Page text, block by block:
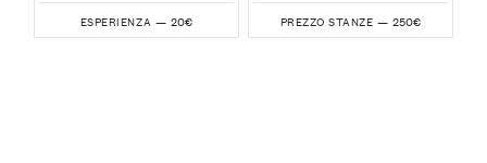
ESPERIENZA — 20€ PREZZO STANZE — 250€